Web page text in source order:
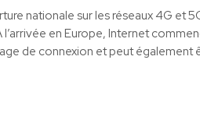
nationale sur les réseaux 4G et
l’arrivée en Europe, Internet
de connexion et peut également